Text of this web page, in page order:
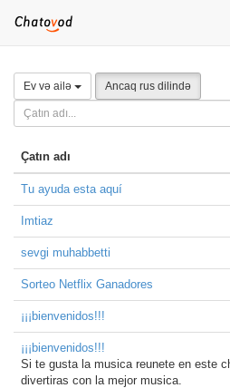
Ev və ailə Ancaq rus dilində
Çatın adı
Tu ayuda esta aquí
Imtiaz
sevgi muhabbetti
Sorteo Netflix Ganadores
¡¡¡bienvenidos!!!
¡¡¡bienvenidos!!!
Si te gusta la musica reunete en este
divertiras con la mejor musica.